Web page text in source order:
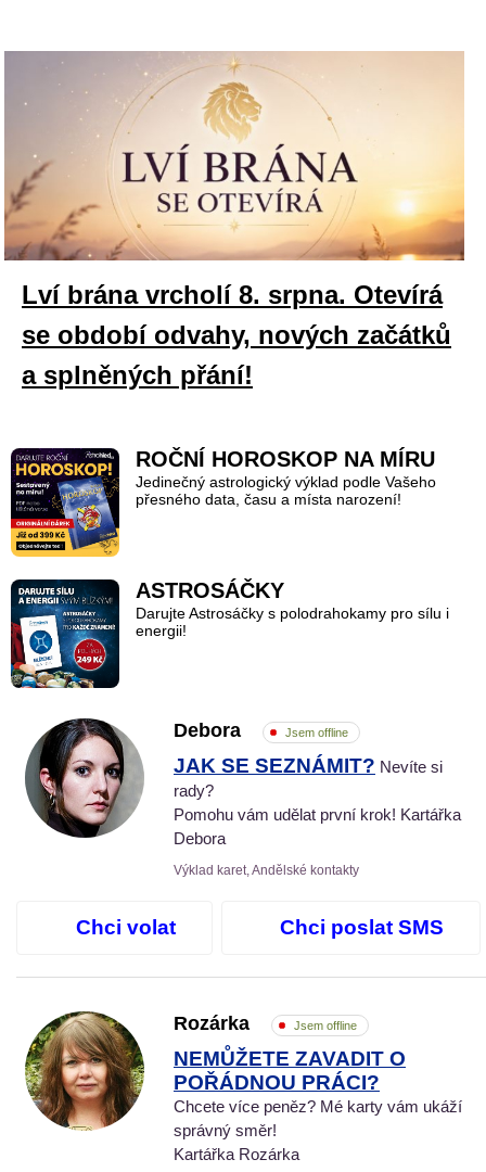
Lví brána vrcholí 8. srpna. Otevírá
se období odvahy, nových začátků
a splněných přání!
ROČNÍ HOROSKOP NA MÍRU
Jedinečný astrologický výklad podle Vašeho
přesného data, času a místa narození!
ASTROSÁČKY
Darujte Astrosáčky s polodrahokamy pro sílu i
energii!
Debora Jsem offline
JAK SE SEZNÁMIT? Nevíte si
rady?
Pomohu vám udělat první krok! Kartářka
Debora
Výklad karet, Andělské kontakty
Chci volat Chci poslat SMS
Rozárka Jsem offline
NEMŮŽETE ZAVADIT O
POŘÁDNOU PRÁCI?
Chcete více peněz? Mé karty vám ukáží
správný směr!
Kartářka Rozárka